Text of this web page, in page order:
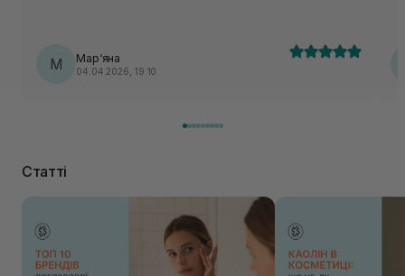
М Мар‘яна
04.04.2026, 19:10
Статті